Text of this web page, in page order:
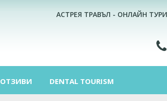
АСТРЕЯ ТРАВЪЛ - ОНЛАЙН
ОТЗИВИ DENTAL TOURISM